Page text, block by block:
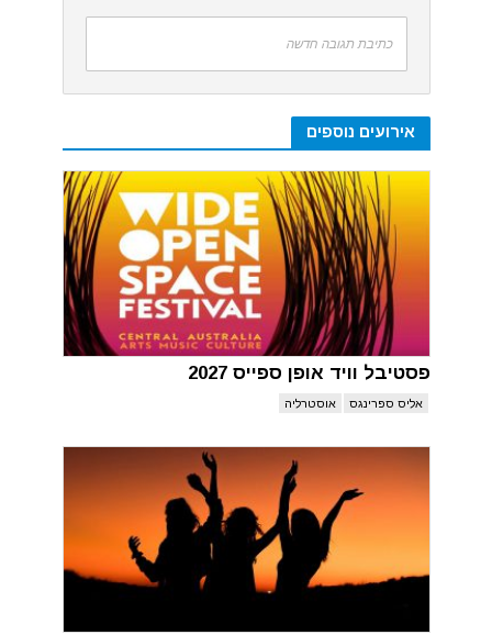
כתיבת תגובה חדשה
אירועים נוספים
פסטיבל וויד אופן ספייס 2027
אליס ספרינגס אוסטרליה